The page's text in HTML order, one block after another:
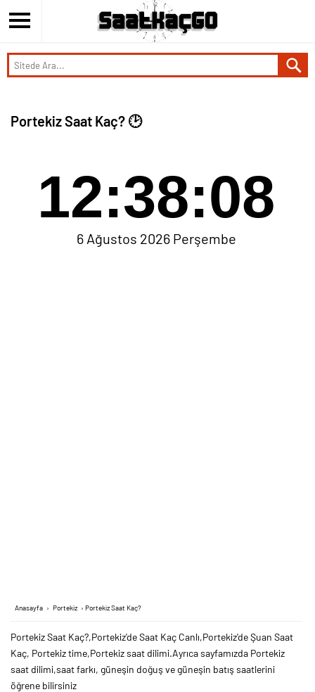
Portekiz Saat Kaç? 🕑
12:38:08
6 Ağustos 2026 Perşembe
Anasayfa › Portekiz › Portekiz Saat Kaç?
Portekiz Saat Kaç?,Portekiz'de Saat Kaç Canlı,Portekiz'de Şuan Saat
Kaç, Portekiz time,Portekiz saat dilimi.Ayrıca sayfamızda Portekiz
saat dilimi,saat farkı, güneşin doğuş ve güneşin batış saatlerini
öğrene bilirsiniz